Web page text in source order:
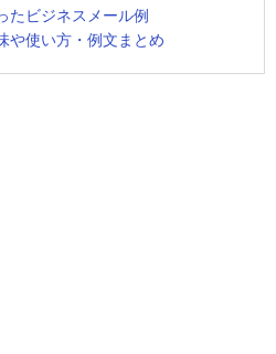
たビジネスメール例
や使い方・例文まとめ